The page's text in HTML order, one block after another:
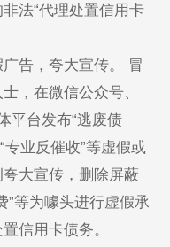
法“代理处置信用卡
告，夸大宣传。 冒
，在微信公众号、
平台发布“逃废债
专业反催收”等虚假或
大宣传，删除屏蔽
”等为噱头进行虚假承
信用卡债务。